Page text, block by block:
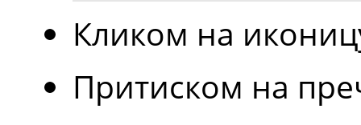
Кликом на
Притиском на